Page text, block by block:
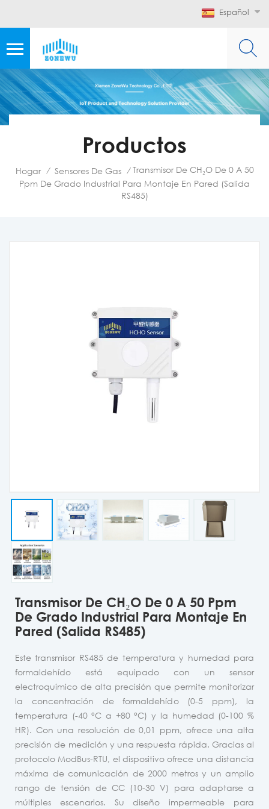
Español
Productos
Hogar / Sensores De Gas / Transmisor De CH₂O De 0 A 50
Ppm De Grado Industrial Para Montaje En Pared (salida
RS485)
Transmisor De CH₂O De 0 A 50 Ppm
De Grado Industrial Para Montaje En
Pared (salida RS485)
Este transmisor RS485 de temperatura y humedad para
formaldehído está equipado con un sensor
electroquímico de alta precisión que permite monitorizar
la concentración de formaldehído (0-5 ppm), la
temperatura (-40 °C a +80 °C) y la humedad (0-100 %
HR). Con una resolución de 0,01 ppm, ofrece una alta
precisión de medición y una respuesta rápida. Gracias al
protocolo ModBus-RTU, el dispositivo ofrece una distancia
máxima de comunicación de 2000 metros y un amplio
rango de tensión de CC (10-30 V) para adaptarse a
múltiples escenarios. Su diseño impermeable para